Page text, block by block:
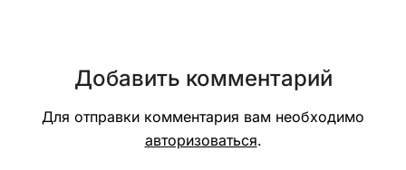
Добавить комментарий
Для отправки комментария вам необходимо
авторизоваться.